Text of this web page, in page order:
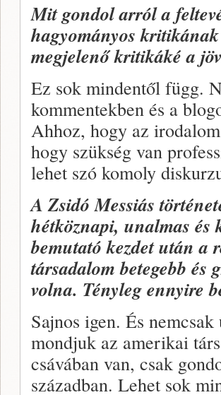
Mit gondol arról a
hagyományos
megjelenő kritikáké a
Ez sok mindentől függ.
kommentekben és a
Ahhoz, hogy az
hogy szükség van
lehet szó komoly
A Zsidó Messiás
hétköznapi, unalmas és
bemutató kezdet után a
társadalom betegebb
volna. Tényleg ennyire
Sajnos igen. És
mondjuk az amerikai
csávában van, csak
században. Lehet sok